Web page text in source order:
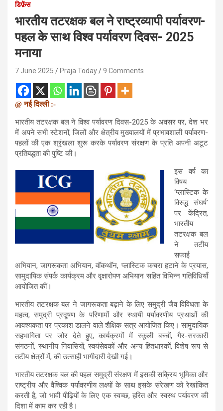
डिफ़ेंस
भारतीय तटरक्षक बल ने राष्ट्रव्यापी पर्यावरण-
पहल के साथ विश्व पर्यावरण दिवस- 2025
मनाया
7 June 2025 Praja Today 9 Comments
@ नई दिल्ली :-
भारतीय तटरक्षक बल ने विश्व पर्यावरण दिवस-2025 के अवसर पर, देश भर
में अपने सभी स्टेशनों, जिलों और क्षेत्रीय मुख्यालयों में प्रभावशाली पर्यावरण-
पहलों की एक श्रृंखला शुरू करके पर्यावरण संरक्षण के प्रति अपनी अटूट
प्रतिबद्धता की पुष्टि की।
इस वर्ष का
विषय
‘प्लास्टिक के
विरुद्ध संघर्ष’
पर केंद्रित,
भारतीय
तटरक्षक बल
ने तटीय
सफाई
अभियान, जागरूकता अभियान, वॉकथॉन, प्लास्टिक कचरा हटाने के प्रयास,
सामुदायिक संपर्क कार्यक्रम और वृक्षारोपण अभियान सहित विभिन्न गतिविधियाँ
आयोजित कीं।
भारतीय तटरक्षक बल ने जागरूकता बढ़ाने के लिए समुद्री जैव विविधता के
महत्व, समुद्री प्रदूषण के परिणामों और स्‍थायी पर्यावरणीय प्रथाओं की
आवश्यकता पर प्रकाश डालने वाले शैक्षिक सत्र आयोजित किए। सामुदायिक
सहभागिता पर जोर देते हुए, कार्यक्रमों में स्कूली बच्चों, गैर-सरकारी
संगठनों, स्थानीय निवासियों, स्वयंसेवकों और अन्य हितधारकों, विशेष रूप से
तटीय क्षेत्रों में, की उत्साही भागीदारी देखी गई।
भारतीय तटरक्षक बल की पहल समुद्री संरक्षण में इसकी सक्रिय भूमिका और
राष्ट्रीय और वैश्विक पर्यावरणीय लक्ष्यों के साथ इसके संरेखण को रेखांकित
करती है, जो भावी पीढ़ियों के लिए एक स्वच्छ, हरित और स्वस्थ पर्यावरण की
दिशा में काम कर रही है।